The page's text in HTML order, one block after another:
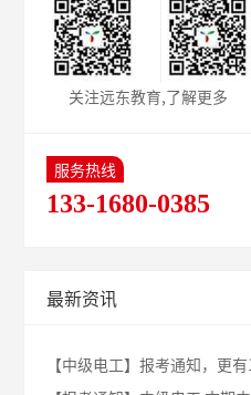
关注远东教育,了解更多
服务热线
133-1680-0385
最新资讯